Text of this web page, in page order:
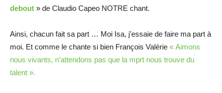
debout » de Claudio Capeo NOTRE chant.
Ainsi, chacun fait sa part … Moi Isa, j’essaie de faire ma part à
moi. Et comme le chante si bien François Valérie « Aimons
nous vivants, n’attendons pas que la mprt nous trouve du
talent ».